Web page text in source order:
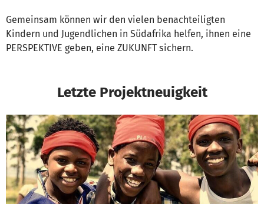
Gemeinsam können wir den vielen benachteiligten
Kindern und Jugendlichen in Südafrika helfen, ihnen eine
PERSPEKTIVE geben, eine ZUKUNFT sichern.
Letzte Projektneuigkeit